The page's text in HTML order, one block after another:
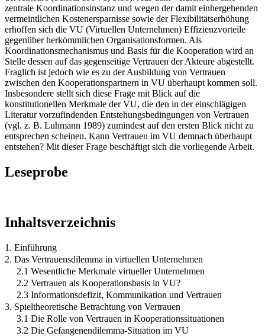
zentrale Koordinationsinstanz und wegen der damit einhergehenden
vermeintlichen Kostenersparnisse sowie der Flexibilitätserhöhung
erhoffen sich die VU (Virtuellen Unternehmen) Effizienzvorteile
gegenüber herkömmlichen Organisationsformen. Als
Koordinationsmechanismus und Basis für die Kooperation wird an
Stelle dessen auf das gegenseitige Vertrauen der Akteure abgestellt.
Fraglich ist jedoch wie es zu der Ausbildung von Vertrauen
zwischen den Kooperationspartnern in VU überhaupt kommen soll.
Insbesondere stellt sich diese Frage mit Blick auf die
konstitutionellen Merkmale der VU, die den in der einschlägigen
Literatur vorzufindenden Entstehungsbedingungen von Vertrauen
(vgl. z. B. Luhmann 1989) zumindest auf den ersten Blick nicht zu
entsprechen scheinen. Kann Vertrauen im VU demnach überhaupt
entstehen? Mit dieser Frage beschäftigt sich die vorliegende Arbeit.
Leseprobe
Inhaltsverzeichnis
1. Einführung
2. Das Vertrauensdilemma in virtuellen Unternehmen
2.1 Wesentliche Merkmale virtueller Unternehmen
2.2 Vertrauen als Kooperationsbasis in VU?
2.3 Informationsdefizit, Kommunikation und Vertrauen
3. Spieltheoretische Betrachtung von Vertrauen
3.1 Die Rolle von Vertrauen in Kooperationssituationen
3.2 Die Gefangenendilemma-Situation im VU